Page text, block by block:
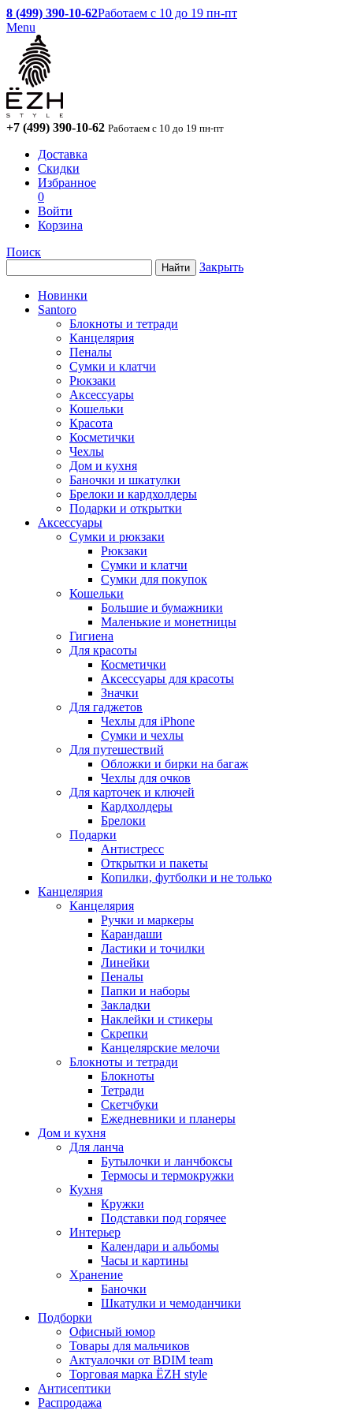
8 (499) 390-10-62Работаем с 10 до 19 пн-пт
Menu
+7 (499) 390-10-62 Работаем с 10 до 19 пн-пт
Доставка
Скидки
Избранное
0
Войти
Корзина
Поиск
Закрыть
Новинки
Santoro
Блокноты и тетради
Канцелярия
Пеналы
Сумки и клатчи
Рюкзаки
Аксессуары
Кошельки
Красота
Косметички
Чехлы
Дом и кухня
Баночки и шкатулки
Брелоки и кардхолдеры
Подарки и открытки
Аксессуары
Сумки и рюкзаки
Рюкзаки
Сумки и клатчи
Сумки для покупок
Кошельки
Большие и бумажники
Маленькие и монетницы
Гигиена
Для красоты
Косметички
Аксессуары для красоты
Значки
Для гаджетов
Чехлы для iPhone
Сумки и чехлы
Для путешествий
Обложки и бирки на багаж
Чехлы для очков
Для карточек и ключей
Кардхолдеры
Брелоки
Подарки
Антистресс
Открытки и пакеты
Копилки, футболки и не только
Канцелярия
Канцелярия
Ручки и маркеры
Карандаши
Ластики и точилки
Линейки
Пеналы
Папки и наборы
Закладки
Наклейки и стикеры
Скрепки
Канцелярские мелочи
Блокноты и тетради
Блокноты
Тетради
Скетчбуки
Ежедневники и планеры
Дом и кухня
Для ланча
Бутылочки и ланчбоксы
Термосы и термокружки
Кухня
Кружки
Подставки под горячее
Интерьер
Календари и альбомы
Часы и картины
Хранение
Баночки
Шкатулки и чемоданчики
Подборки
Офисный юмор
Товары для мальчиков
Актуалочки от BDIM team
Торговая марка ЁZH style
Антисептики
Распродажа